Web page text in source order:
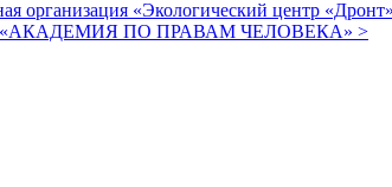
организация «Экологический центр «Дронт»
«АКАДЕМИЯ ПО ПРАВАМ ЧЕЛОВЕКА» >